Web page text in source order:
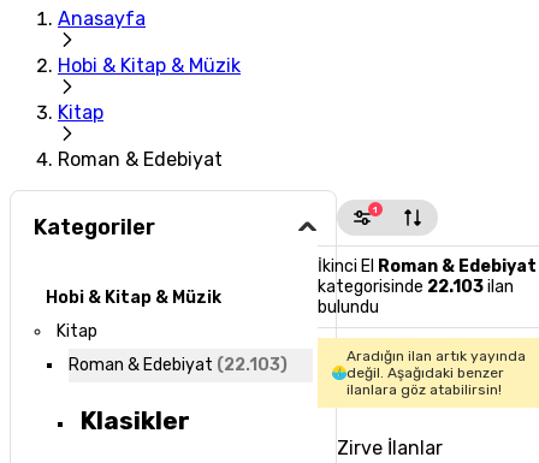
Anasayfa
Hobi & Kitap & Müzik
Kitap
Roman & Edebiyat
Kategoriler
Hobi & Kitap & Müzik
Kitap
Roman & Edebiyat (22.103)
Klasikler
1
İkinci El Roman & Edebiyat
kategorisinde 22.103ilan
bulundu
Aradığın ilan artık yayında
değil. Aşağıdaki benzer
ilanlara göz atabilirsin!
Zirve İlanlar